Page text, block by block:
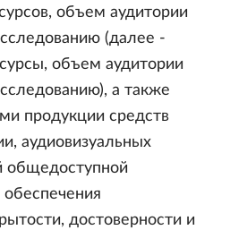
объем аудитории
(далее -
объем аудитории
а также
продукции средств
аудиовизуальных
общедоступной
достоверности и